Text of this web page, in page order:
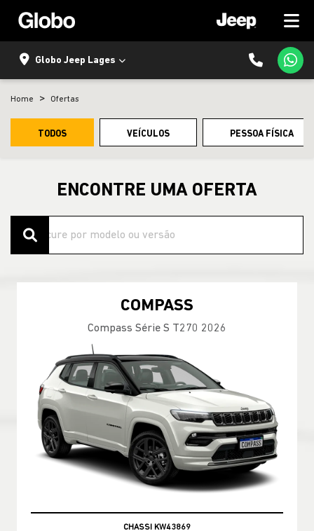
Globo Jeep Lages
Home Ofertas
TODOS VEÍCULOS PESSOA FÍSICA
ENCONTRE UMA OFERTA
COMPASS
Compass Série S T270 2026
BRANCO PEROLIZADO